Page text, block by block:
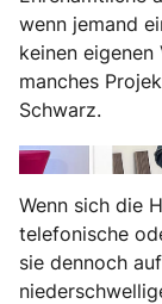
wenn jemand
keinen eigenen
manches
Schwarz.
Wenn sich die
telefonische
sie dennoch